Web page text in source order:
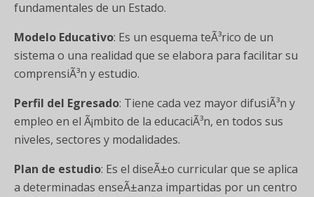
fundamentales de un Estado.
Modelo Educativo: Es un esquema teÃ³rico de un
sistema o una realidad que se elabora para facilitar su
comprensiÃ³n y estudio.
Perfil del Egresado: Tiene cada vez mayor difusiÃ³n y
empleo en el Ã¡mbito de la educaciÃ³n, en todos sus
niveles, sectores y modalidades.
Plan de estudio: Es el diseÃ±o curricular que se aplica
a determinadas enseÃ±anza impartidas por un centro